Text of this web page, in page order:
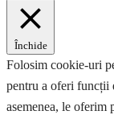
Închide
Folosim cookie-uri
pentru a oferi funcții
asemenea, le oferim